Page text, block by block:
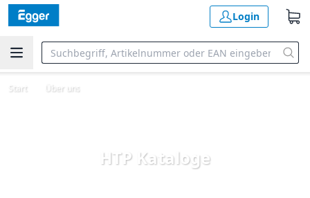
Login
Start Über uns
HTP Kataloge